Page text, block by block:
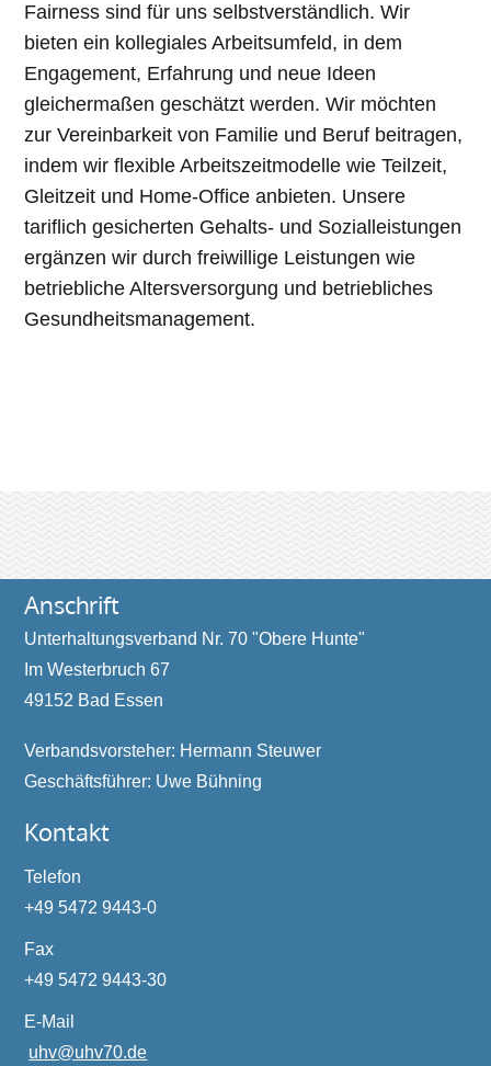
Fairness sind für uns selbstverständlich. Wir
bieten ein kollegiales Arbeitsumfeld, in dem
Engagement, Erfahrung und neue Ideen
gleichermaßen geschätzt werden. Wir möchten
zur Vereinbarkeit von Familie und Beruf beitragen,
indem wir flexible Arbeitszeitmodelle wie Teilzeit,
Gleitzeit und Home-Office anbieten. Unsere
tariflich gesicherten Gehalts- und Sozialleistungen
ergänzen wir durch freiwillige Leistungen wie
betriebliche Altersversorgung und betriebliches
Gesundheitsmanagement.
Anschrift
Unterhaltungsverband Nr. 70 "Obere Hunte"
Im Westerbruch 67
49152 Bad Essen
Verbandsvorsteher: Hermann Steuwer
Geschäftsführer: Uwe Bühning
Kontakt
Telefon
+49 5472 9443-0
Fax
+49 5472 9443-30
E-Mail
uhv@uhv70.de